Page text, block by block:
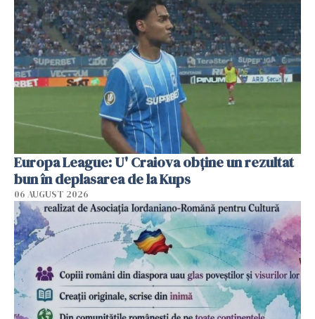
Europa League: U' Craiova obține un rezultat
bun în deplasarea de la Kups
06 AUGUST 2026